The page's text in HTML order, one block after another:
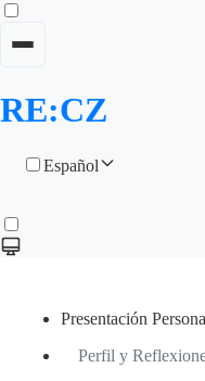
RE:CZ
Español
Presentación
Perfil y